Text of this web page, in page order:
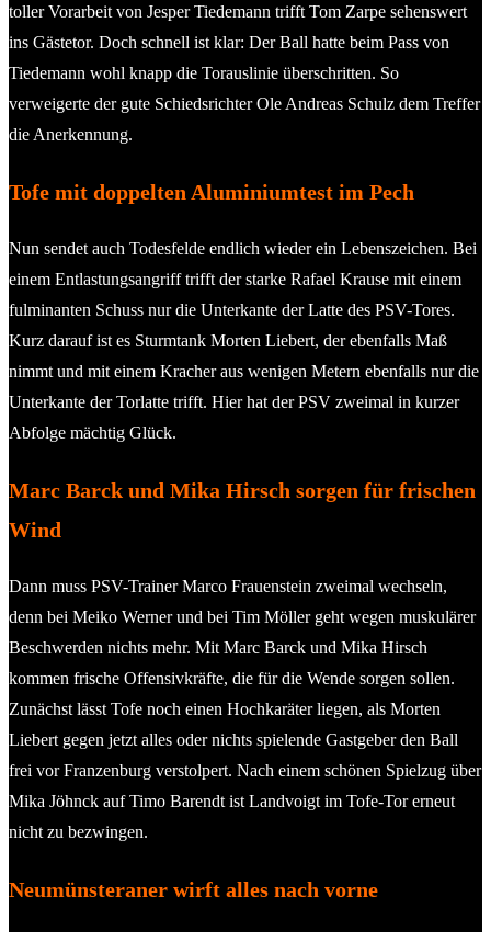
toller Vorarbeit von Jesper Tiedemann trifft Tom Zarpe sehenswert
ins Gästetor. Doch schnell ist klar: Der Ball hatte beim Pass von
Tiedemann wohl knapp die Torauslinie überschritten. So
verweigerte der gute Schiedsrichter Ole Andreas Schulz dem Treffer
die Anerkennung.
Tofe mit doppelten Aluminiumtest im Pech
Nun sendet auch Todesfelde endlich wieder ein Lebenszeichen. Bei
einem Entlastungsangriff trifft der starke Rafael Krause mit einem
fulminanten Schuss nur die Unterkante der Latte des PSV-Tores.
Kurz darauf ist es Sturmtank Morten Liebert, der ebenfalls Maß
nimmt und mit einem Kracher aus wenigen Metern ebenfalls nur die
Unterkante der Torlatte trifft. Hier hat der PSV zweimal in kurzer
Abfolge mächtig Glück.
Marc Barck und Mika Hirsch sorgen für frischen
Wind
Dann muss PSV-Trainer Marco Frauenstein zweimal wechseln,
denn bei Meiko Werner und bei Tim Möller geht wegen muskulärer
Beschwerden nichts mehr. Mit Marc Barck und Mika Hirsch
kommen frische Offensivkräfte, die für die Wende sorgen sollen.
Zunächst lässt Tofe noch einen Hochkaräter liegen, als Morten
Liebert gegen jetzt alles oder nichts spielende Gastgeber den Ball
frei vor Franzenburg verstolpert. Nach einem schönen Spielzug über
Mika Jöhnck auf Timo Barendt ist Landvoigt im Tofe-Tor erneut
nicht zu bezwingen.
Neumünsteraner wirft alles nach vorne